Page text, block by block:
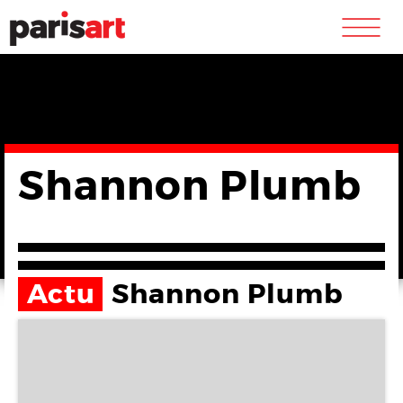
m
Shannon Plumb
Actu Shannon Plumb